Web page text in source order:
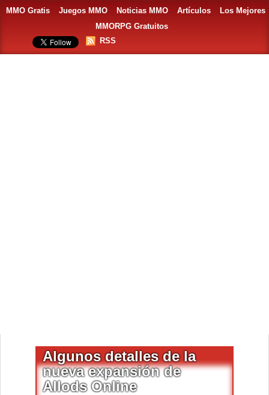
MMO Gratis Juegos MMO Noticias MMO Artículos
Los Mejores
MMORPG Gratuitos
RSS
Algunos detalles de la
nueva expansión de
Allods Online